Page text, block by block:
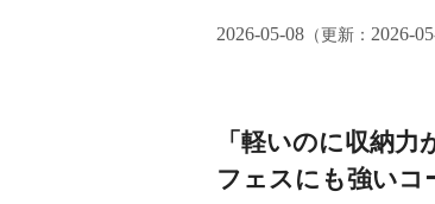
2026-05-08 （更新： 2026-
「軽いのに収納
フェスにも強いコ